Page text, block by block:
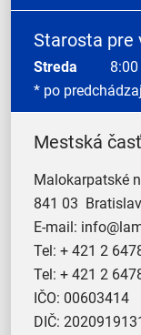
Starosta pre
Streda 8:00 -
* po
Mestská
Malokarpatské
841 03
E-mail:
Tel: + 421 2
Tel: + 421 2
IČO: 00603414
DIČ: